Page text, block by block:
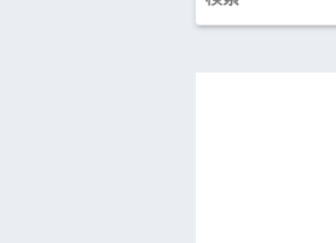
間男が嫁と一
ます。」とか言
ごつ盛り焼
【速報】ル
劇場版映画
【画像】令
移民ベトナム